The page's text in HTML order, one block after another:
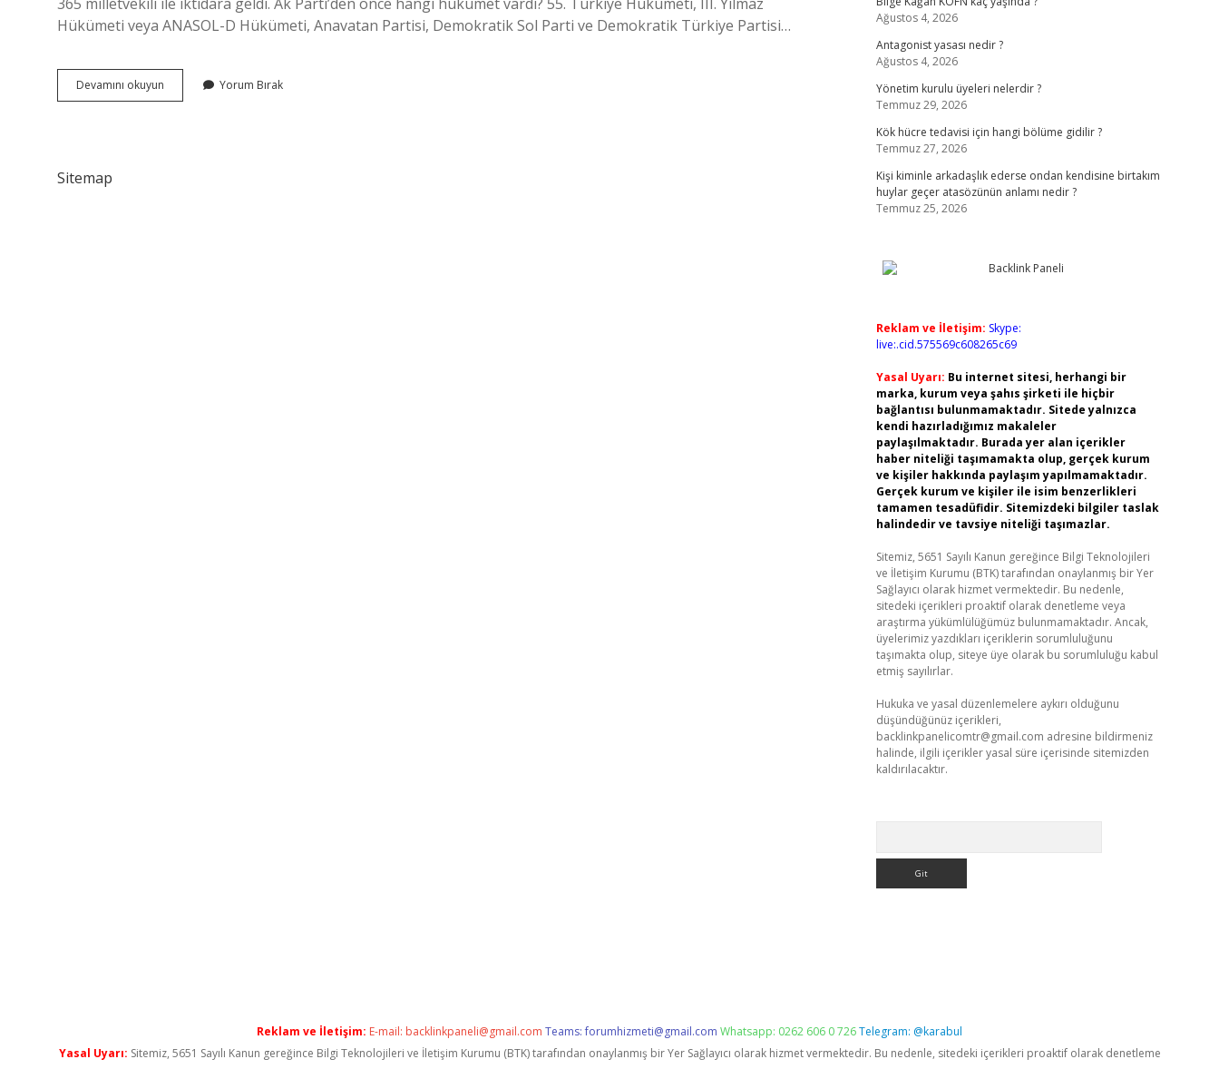
Hükümeti veya ANASOL-D Hükümeti, Anavatan Partisi, Demokratik Sol Parti ve Demokratik Türkiye Partisi…
Devamını okuyun
De
Yorum Bırak
Sitemap
Ağustos 4, 2026
Antagonist yasası nedir ?
Ağustos 4, 2026
Yönetim kurulu üyeleri nelerdir ?
Temmuz 29, 2026
Kök hücre tedavisi için hangi bölüme gidilir ?
Temmuz 27, 2026
Kişi kiminle arkadaşlık ederse ondan kendisine birtakım
huylar geçer atasözünün anlamı nedir ?
Temmuz 25, 2026
Reklam ve İletişim: Skype:
live:.cid.575569c608265c69
Yasal Uyarı: Bu internet sitesi, herhangi bir
marka, kurum veya şahıs şirketi ile hiçbir
bağlantısı bulunmamaktadır. Sitede yalnızca
kendi hazırladığımız makaleler
paylaşılmaktadır. Burada yer alan içerikler
haber niteliği taşımamakta olup, gerçek kurum
ve kişiler hakkında paylaşım yapılmamaktadır.
Gerçek kurum ve kişiler ile isim benzerlikleri
tamamen tesadüfidir. Sitemizdeki bilgiler taslak
halindedir ve tavsiye niteliği taşımazlar.
Sitemiz, 5651 Sayılı Kanun gereğince Bilgi Teknolojileri
ve İletişim Kurumu (BTK) tarafından onaylanmış bir Yer
Sağlayıcı olarak hizmet vermektedir. Bu nedenle,
sitedeki içerikleri proaktif olarak denetleme veya
araştırma yükümlülüğümüz bulunmamaktadır. Ancak,
üyelerimiz yazdıkları içeriklerin sorumluluğunu
taşımakta olup, siteye üye olarak bu sorumluluğu kabul
etmiş sayılırlar.
Hukuka ve yasal düzenlemelere aykırı olduğunu
düşündüğünüz içerikleri,
backlinkpanelicomtr@gmail.com adresine bildirmeniz
halinde, ilgili içerikler yasal süre içerisinde sitemizden
kaldırılacaktır.
Reklam ve İletişim: E-mail: backlinkpaneli@gmail.com Teams:forumhizmeti@gmail.com Whatsapp: 0262 606 0 726Telegram: @karabul
Yasal Uyarı: Sitemiz, 5651 Sayılı Kanun gereğince Bilgi Teknolojileri ve İletişim Kurumu (BTK) tarafından onaylanmış bir Yer Sağlayıcı olarak hizmet vermektedir. Bu nedenle, sitedeki içerikleri proaktif olarak denetleme